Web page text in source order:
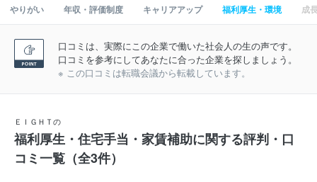
やりがい 年収・評価制度 キャリアアップ 福利厚生・環境 成
口コミは、実際にこの企業で働いた社会人の生の声です。
口コミを参考にしてあなたに合った企業を探しましょう。
※ この口コミは転職会議から転載しています。
ＥＩＧＨＴの
福利厚生・住宅手当・家賃補助に関する評判・口
コミ一覧（全3件）